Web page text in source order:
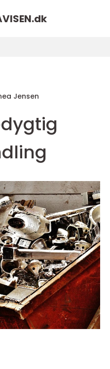
dk
Jensen